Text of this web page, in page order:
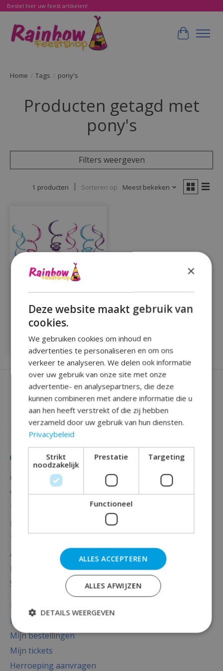
Bestel hier uw feest artikelen!
Home / Tags / pony's
Producten getagd met
pony's
Filters weergeven
1 producten Sorteren op Meest bekeken
Compleet partypakket
my little pony 43delig
€34,99
Categorieën
Versiering
Totaal thema feest
Decoratie
Thema's
Accessoires
Baby versiering luxe
Sale
Mijn account
Registreren
Mijn bestellingen
Mijn tickets
Herroeping aanvragen
×
Deze website maakt gebruik van
cookies.
We gebruiken cookies om inhoud en
advertenties te personaliseren en om ons
verkeer te analyseren. We delen ook informatie
over uw gebruik van onze site met onze
advertentie- en analysepartners, die deze
kunnen combineren met andere informatie die u
aan hen heeft verstrekt of die zij hebben
verzameld door uw gebruik van hun diensten.
Privacybeleid
Strikt
noodzakelijk
Prestatie Targeting
Functioneel
ALLES ACCEPTEREN
ALLES AFWIJZEN
DETAILS WEERGEVEN